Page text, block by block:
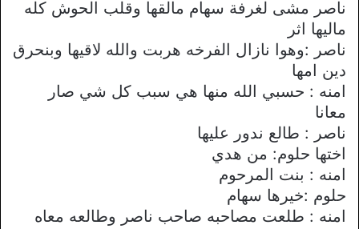
ناصر مشى لغرفة سهام مالقها وقلب الحوش كله
ماليها اثر
ناصر :وهوا نازال الفرخه هربت والله لاقيها وبنحرق
دين امها
امنه : حسبي الله منها هي سبب كل شي صار
معانا
ناصر : طالع ندور عليها
اختها حلوم: من هدي
امنه : بنت المرحوم
حلوم :خيرها سهام
امنه : طلعت مصاحبه صاحب ناصر وطالعه معاه